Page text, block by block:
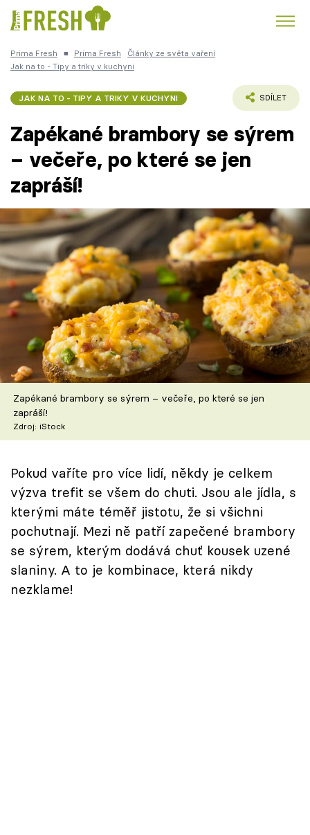
Trendy: Kuře Polévky k večeři
Česká kuchyně Čokoláda
Témata
Recepty
Články
TV Program
Škola vaření
Recepty z TV
Speciál: Cuketa
Těhotnej kuchař
Přihlášení
Sledujte nás
Prima Fresh ■ Prima Fresh
Články ze světa vaření
Jak na to - Tipy a triky v kuchyni
JAK NA TO - TIPY A TRIKY V KUCHYNI SDÍLET
Zapékané brambory se sýrem
– večeře, po které se jen
zapráší!
Zapékané brambory se sýrem – večeře, po které se jen
zapráší!
Zdroj: iStock
Pokud vaříte pro více lidí, někdy je celkem
výzva trefit se všem do chuti. Jsou ale jídla, s
kterými máte téměř jistotu, že si všichni
pochutnají. Mezi ně patří zapečené brambory
se sýrem, kterým dodává chuť kousek uzené
slaniny. A to je kombinace, která nikdy
nezklame!